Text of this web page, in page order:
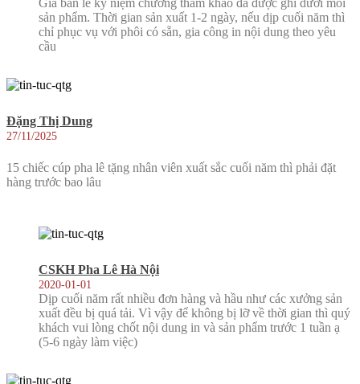
Giá bán lẻ kỷ niệm chương tham khảo đã được ghi dưới mỗi
sản phẩm. Thời gian sản xuất 1-2 ngày, nếu dịp cuối năm thì
chỉ phục vụ với phôi có sẵn, gia công in nội dung theo yêu
cầu
Đặng Thị Dung
27/11/2025
15 chiếc cúp pha lê tặng nhân viên xuất sắc cuối năm thì phải đặt
hàng trước bao lâu
CSKH Pha Lê Hà Nội
2020-01-01
Dịp cuối năm rất nhiều đơn hàng và hầu như các xưởng sản
xuất đều bị quá tải. Vì vậy để không bị lỡ về thời gian thì quý
khách vui lòng chốt nội dung in và sản phẩm trước 1 tuần ạ
(5-6 ngày làm việc)